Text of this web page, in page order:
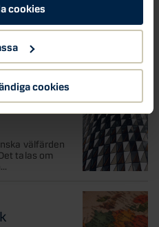
cookies
cookies
i
själva
Hur säkras
välfärden
talas om